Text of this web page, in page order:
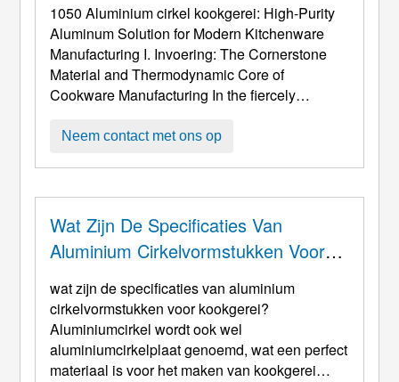
Keukengerei
1050 Aluminium cirkel kookgerei: High-Purity
Aluminum Solution for Modern Kitchenware
Manufacturing I. Invoering:The Cornerstone
Material and Thermodynamic Core of
Cookware Manufacturing In the fiercely
de keuze van het basismateriaal is niet langer
eindproduct, levensduur, opbrengstpercentage
vormen, en m ...
Neem contact met ons op
Wat Zijn De Specificaties Van
Aluminium Cirkelvormstukken Voor
Kookgerei
wat zijn de specificaties van aluminium
cirkelvormstukken voor kookgerei?
Aluminiumcirkel wordt ook wel
aluminiumcirkelplaat genoemd, wat een perfect
materiaal is voor het maken van kookgerei